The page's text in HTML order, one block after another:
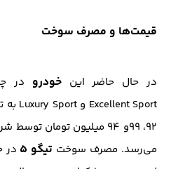
قیمت‌ها و مصرف سوخت
در حال حاضر اینخودرو
۹۲، ۹۹و ۹۴ میلیون تومان توسط شرکت
می‌رسد. مصرف سوخت تیگو ۵